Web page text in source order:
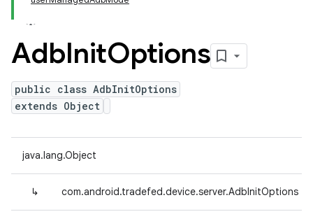
AdbInitOptions
public class AdbInitOptions
extends Object
java.lang.Object
↳ com.android.tradefed.device.server.AdbInitOptions